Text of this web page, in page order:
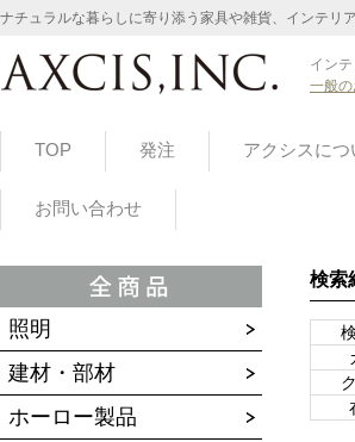
ナチュラルな暮らしに寄り添う家具や雑貨、インテリ
イン
一般
TOP 発注 アクシスにつ
お問い合わせ
照明
建材・部材
ホーロー製品
検索